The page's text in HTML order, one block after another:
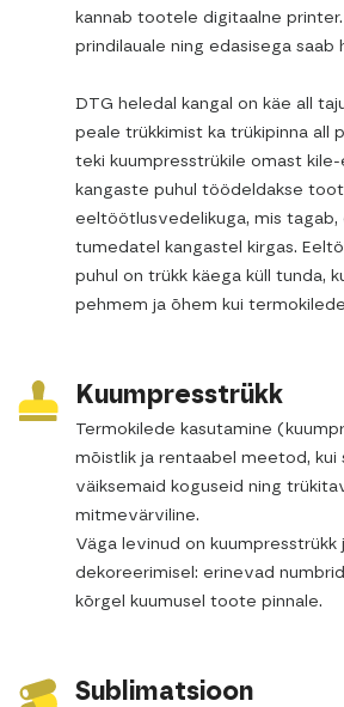
kannab tootele digitaalne
prindilauale ning edasisega saab
DTG heledal kangal on käe all
peale trükkimist ka trükipinna all
teki kuumpresstrükile omast
kangaste puhul töödeldakse
eeltöötlusvedelikuga, mis tagab,
tumedatel kangastel kirgas.
puhul on trükk käega küll tunda,
pehmem ja õhem kui
Kuumpresstrükk
Termokilede kasutamine
mõistlik ja rentaabel meetod, kui
väiksemaid koguseid ning
mitmevärviline.
Väga levinud on
dekoreerimisel: erinevad
kõrgel kuumusel toote pinnale.
Sublimatsioon